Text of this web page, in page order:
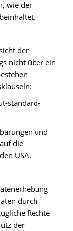
wie der
der
nicht über ein
standard-
und
die
USA.
durch
Rechte
der